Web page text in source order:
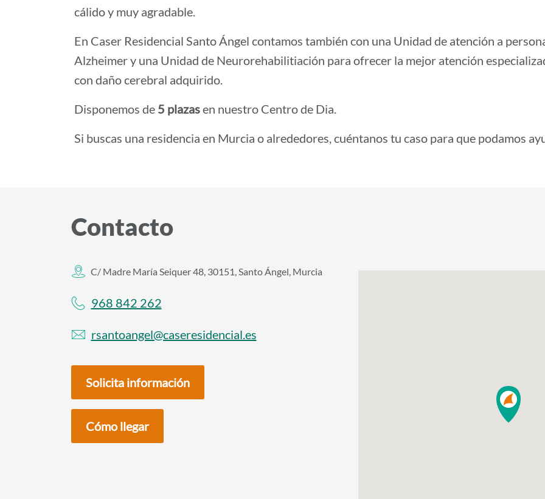
cálido y muy agradable.
En Caser Residencial Santo Ángel contamos también con una Unidad de atención a
Alzheimer y una Unidad de Neurorehabilitiación para ofrecer la mejor atención
con daño cerebral adquirido.
Disponemos de 5 plazasen nuestro Centro de Dia.
Si buscas una residencia en Murcia o alrededores, cuéntanos tu caso para que podamos
Contacto
C/ Madre María Seiquer 48, 30151, Santo Ángel, Murcia
968 842 262
rsantoangel@caseresidencial.es
Solicita información
Cómo llegar